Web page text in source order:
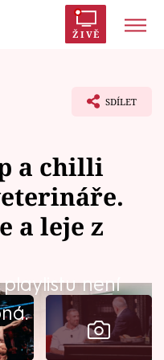
ŽIVĚ
SDÍLET
a chilli
a leje z
není